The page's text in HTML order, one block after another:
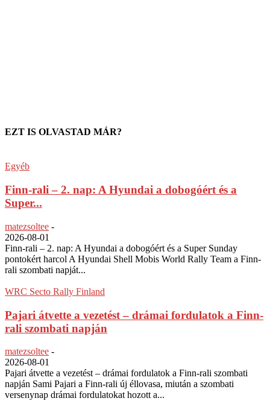
EZT IS OLVASTAD MÁR?
Egyéb
Finn-rali – 2. nap: A Hyundai a dobogóért és a
Super...
matezsoltee -
2026-08-01
Finn-rali – 2. nap: A Hyundai a dobogóért és a Super Sunday
pontokért harcol A Hyundai Shell Mobis World Rally Team a Finn-
rali szombati napját...
WRC Secto Rally Finland
Pajari átvette a vezetést – drámai fordulatok a Finn-
rali szombati napján
matezsoltee -
2026-08-01
Pajari átvette a vezetést – drámai fordulatok a Finn-rali szombati
napján Sami Pajari a Finn-rali új éllovasa, miután a szombati
versenynap drámai fordulatokat hozott a...